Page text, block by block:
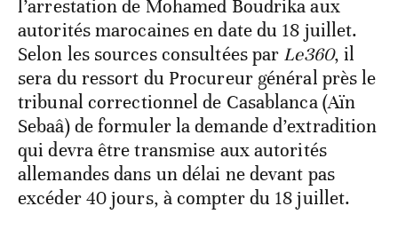
l’arrestation de Mohamed Boudrika aux
autorités marocaines en date du 18 juillet.
Selon les sources consultées par Le360, il
sera du ressort du Procureur général près le
tribunal correctionnel de Casablanca (Aïn
Sebaâ) de formuler la demande d’extradition
qui devra être transmise aux autorités
allemandes dans un délai ne devant pas
excéder 40 jours, à compter du 18 juillet.